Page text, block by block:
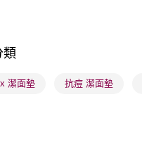
類
潔面墊 抗痘 潔面墊